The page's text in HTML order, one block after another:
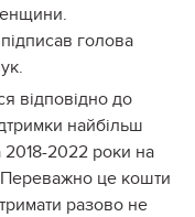
голова
відповідно до
найбільш
2022 роки на
Переважно це кошти
разово не